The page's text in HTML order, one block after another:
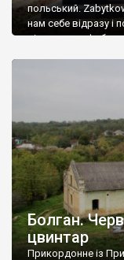
польський.
нам себе відразу і
віднести до
Болган.
цвинтар
Прикордонне із